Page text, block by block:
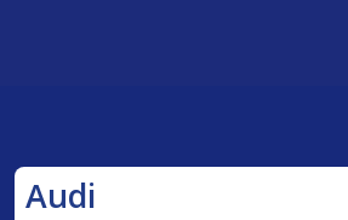
Audi